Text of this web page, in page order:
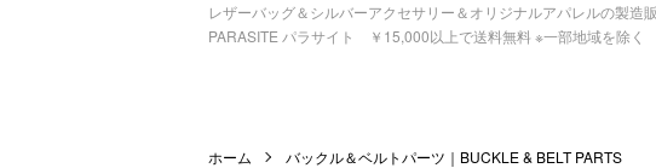
レザーバッグ＆シルバーアクセサリー＆オリジナルアパレルの製造
PARASITE パラサイト ￥15,000以上で送料無料 ※一部地域を除く
ホーム バックル＆ベルトパーツ｜BUCKLE & BELT PARTS